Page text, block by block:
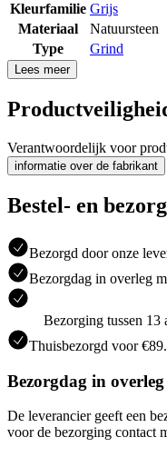
Kleurfamilie Grijs
Materiaal
Natuursteen
Type
Grind
Lees meer
Verantwoordelijk voor
informatie over de fabrikant
Bestel- en
Bezorgd door onze
Bezorgdag in overleg
Bezorging tussen 13
Thuisbezorgd voor
Bezorgdag in
De leverancier geeft een
voor de bezorging contact